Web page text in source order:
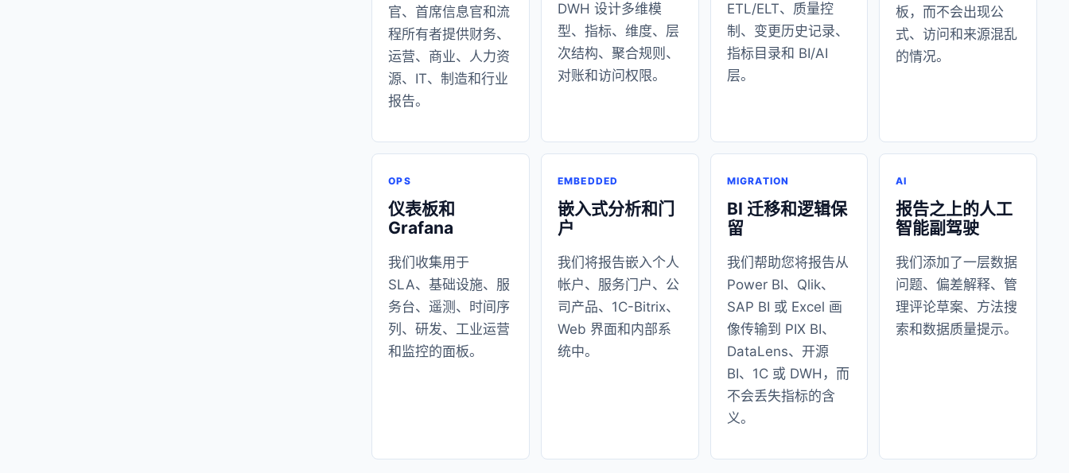
官、首席信息官和流
程所有者提供财务、
运营、商业、人力资
源、IT、制造和行业
报告。
DWH 设计多维模
型、指标、维度、层
次结构、聚合规则、
对账和访问权限。
ETL/ELT、质量控
制、变更历史记录、
指标目录和 BI/AI
层。
板，而不会出现公
式、访问和来源混乱
的情况。
OPS
仪表板和
Grafana
我们收集用于
SLA、基础设施、服
务台、遥测、时间序
列、研发、工业运营
和监控的面板。
EMBEDDED
嵌入式分析和门
户
我们将报告嵌入个人
帐户、服务门户、公
司产品、1C-Bitrix、
Web 界面和内部系
统中。
MIGRATION
BI 迁移和逻辑保
留
我们帮助您将报告从
Power BI、Qlik、
SAP BI 或 Excel 画
像传输到 PIX BI、
DataLens、开源
BI、1C 或 DWH，而
不会丢失指标的含
义。
AI
报告之上的人工
智能副驾驶
我们添加了一层数据
问题、偏差解释、管
理评论草案、方法搜
索和数据质量提示。